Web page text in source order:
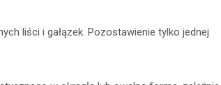
liści i gałązek. Pozostawienie tylko jednej